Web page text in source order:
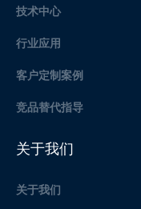
技术中心
行业应用
客户定制案例
竞品替代指导
关于我们
关于我们